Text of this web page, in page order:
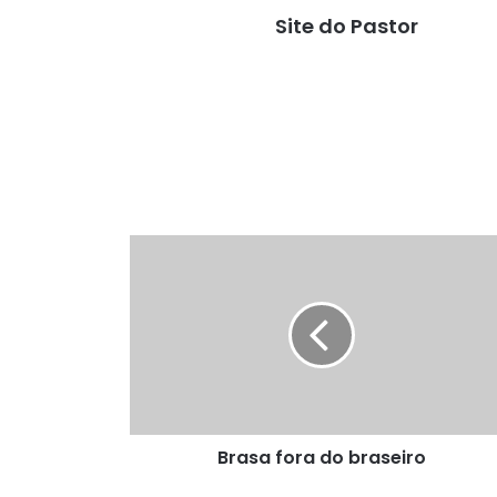
Site do Pastor
Brasa fora do braseiro